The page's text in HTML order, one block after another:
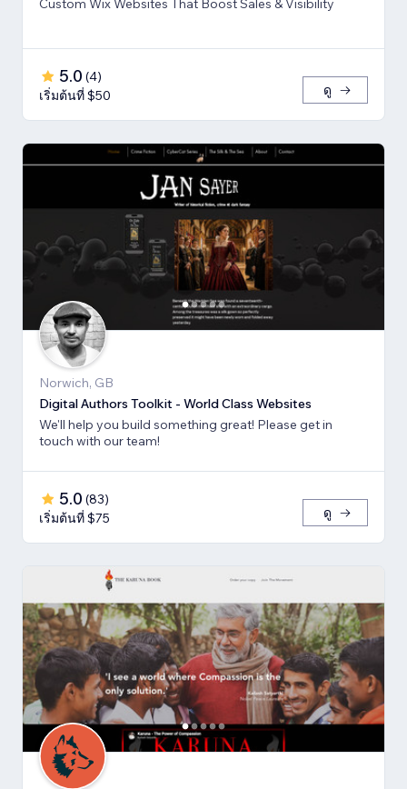
Custom Wix Websites That Boost Sales & Visibility
5.0 (4)
เริ่มต้นที่ $50
ดู
Norwich, GB
Digital Authors Toolkit - World Class Websites
We'll help you build something great! Please get in
touch with our team!
5.0 (83)
เริ่มต้นที่ $75
ดู